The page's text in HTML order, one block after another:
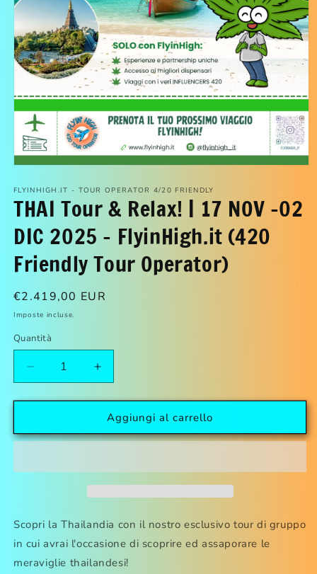
multimediali
1
in
finestra
modale
FLYINHIGH.IT - TOUR OPERATOR 4/20 FRIENDLY
THAI Tour & Relax! | 17 NOV -02
DIC 2025 - FlyinHigh.it (420
Friendly Tour Operator)
Prezzo
di
listino
€2.419,00 EUR
Imposte incluse.
Quantità
Diminuisci
quantità
per
Tour
|
-02
DIC
2025
-
Aumenta
quantità
per
THAI
Tour
|
-02
DIC
2025
-
Aggiungi al carrello
Scopri la Thailandia con il nostro esclusivo tour di gruppo
in cui avrai l'occasione di scoprire ed assaporare le
meraviglie thailandesi!